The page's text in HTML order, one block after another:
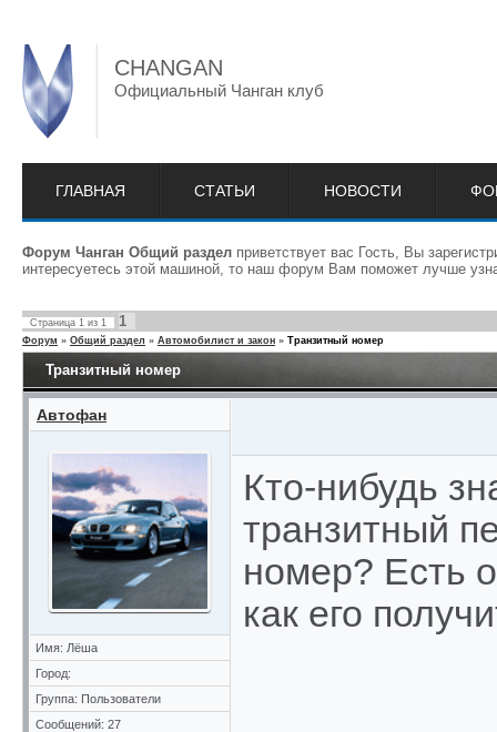
CHANGAN
Официальный Чанган клуб
ГЛАВНАЯ СТАТЬИ НОВОСТИ
Форум Чанган Общий раздел приветствует вас Гость, Вы
интересуетесь этой машиной, то наш форум Вам поможет лучше
Страница 1 из 1 1
Форум » Общий раздел » Автомобилист и закон » Транзитный номер
Транзитный номер
Автофан
Имя: Лёша
Город:
Группа: Пользователи
Сообщений: 27
Кто-нибудь
транзитный
номер? Есть
как его